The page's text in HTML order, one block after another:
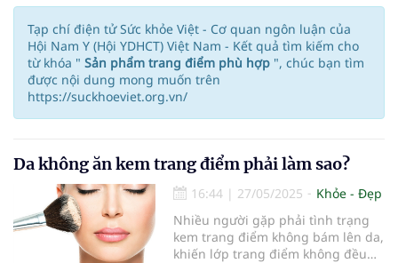
Tạp chí điện tử Sức khỏe Việt - Cơ quan ngôn luận của
Hội Nam Y (Hội YDHCT) Việt Nam - Kết quả tìm kiếm cho
từ khóa " Sản phẩm trang điểm phù hợp ", chúc bạn tìm
được nội dung mong muốn trên
https://suckhoeviet.org.vn/
Da không ăn kem trang điểm phải làm sao?
16:44 | 27/05/2025
Khỏe - Đẹp
Nhiều người gặp phải tình trạng
kem trang điểm không bám lên da,
khiến lớp trang điểm không đều